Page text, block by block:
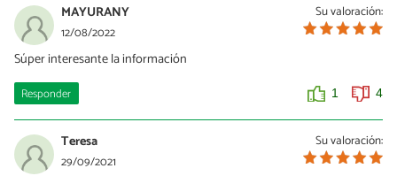
Su valoración:
MAYURANY
12/08/2022
Súper interesante la información
Responder 1 4
Su valoración:
Teresa
29/09/2021